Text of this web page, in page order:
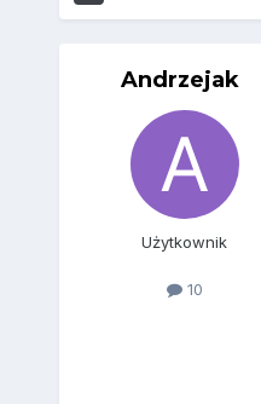
Andrzejak
Użytkownik
10